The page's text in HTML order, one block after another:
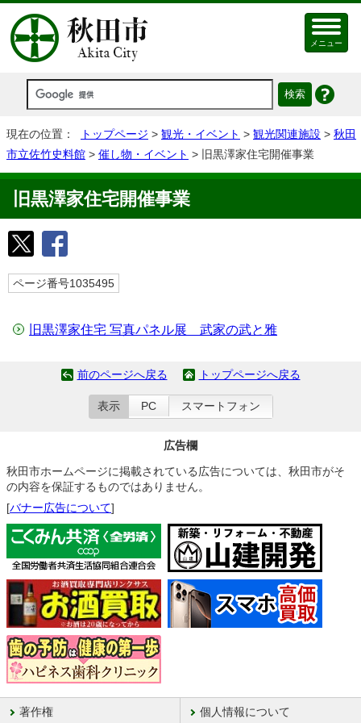
メニュー
現在の位置： トップページ > 観光・イベント > 観光関連施設 > 秋田
市立佐竹史料館 > 催し物・イベント > 旧黒澤家住宅開催事業
旧黒澤家住宅開催事業
ページ番号1035495
旧黒澤家住宅 写真パネル展 武家の武と雅
前のページへ戻る トップページへ戻る
表示 PC スマートフォン
広告欄
秋田市ホームページに掲載されている広告については、秋田市がそ
の内容を保証するものではありません。
[バナー広告について]
著作権 個人情報について